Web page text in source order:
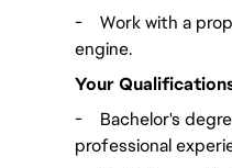
-
Work with a
engine.
Your
-
Bachelor's
professional